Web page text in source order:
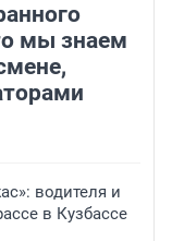
мы знаем
водителя и
в Кузбассе